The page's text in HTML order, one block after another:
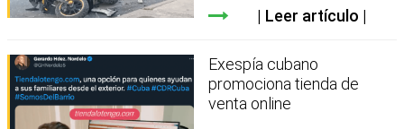
Leer artículo
Exespía cubano
promociona tienda de
venta online